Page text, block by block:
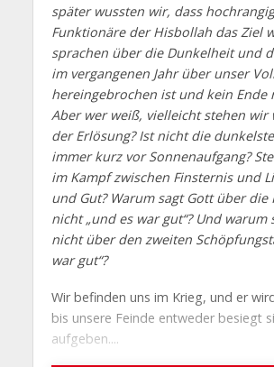
später wussten wir, dass
Funktionäre der Hisbollah das Ziel
sprachen über die Dunkelheit und
im vergangenen Jahr über unser
hereingebrochen ist und kein Ende
Aber wer weiß, vielleicht stehen wir
der Erlösung? Ist nicht die
immer kurz vor Sonnenaufgang?
im Kampf zwischen Finsternis und
und Gut? Warum sagt Gott über die
nicht „und es war gut“? Und warum
nicht über den zweiten
war gut“?
Wir befinden uns im Krieg, und er
bis unsere Feinde entweder besiegt
aufgeben....